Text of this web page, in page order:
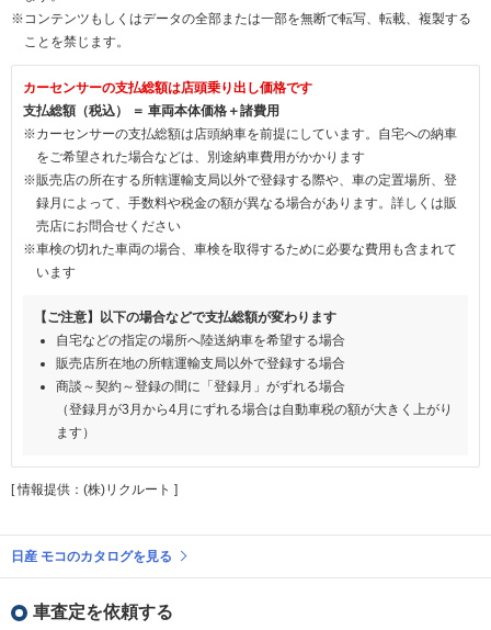
※コンテンツもしくはデータの全部または一部を無断で転写、転載、複製する
ことを禁じます。
カーセンサーの支払総額は店頭乗り出し価格です
支払総額（税込） ＝ 車両本体価格＋諸費用
※カーセンサーの支払総額は店頭納車を前提にしています。自宅への納車
をご希望された場合などは、別途納車費用がかかります
※販売店の所在する所轄運輸支局以外で登録する際や、車の定置場所、登
録月によって、手数料や税金の額が異なる場合があります。詳しくは販
売店にお問合せください
※車検の切れた車両の場合、車検を取得するために必要な費用も含まれて
います
【ご注意】以下の場合などで支払総額が変わります
自宅などの指定の場所へ陸送納車を希望する場合
販売店所在地の所轄運輸支局以外で登録する場合
商談～契約～登録の間に「登録月」がずれる場合
（登録月が3月から4月にずれる場合は自動車税の額が大きく上がり
ます）
[ 情報提供：(株)リクルート ]
日産 モコのカタログを見る
車査定を依頼する